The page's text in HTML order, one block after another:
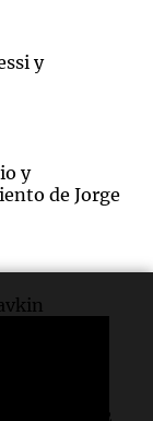
y
y
de Jorge
hubo 22